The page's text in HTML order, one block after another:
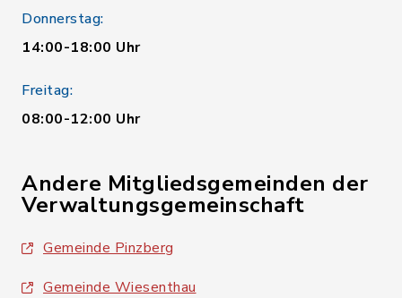
Donnerstag:
14:00-18:00 Uhr
Freitag:
08:00-12:00 Uhr
Andere Mitgliedsgemeinden der
Verwaltungsgemeinschaft
Gemeinde Pinzberg
Gemeinde Wiesenthau